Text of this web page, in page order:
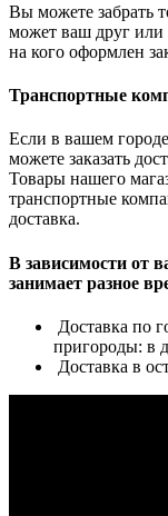
Вы можете забрать
может ваш друг или
на кого оформлен
Транспортные
Если в вашем
можете заказать
Товары нашего
транспортные
доставка.
В зависимости от
занимает разное
Доставка по
пригороды: в
Доставка в